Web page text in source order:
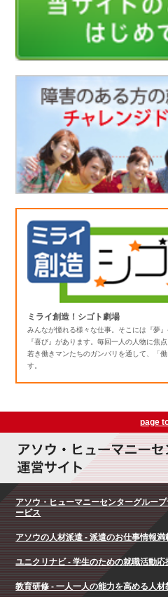
ミライ創造！シゴト劇場
みんなが憧れる様々な仕事。そこには『夢
『喜び』があります。毎回一人の人物に焦
若き働きマンたちのガンバリを通して、「
す。
page
アソウ・ヒューマニーセンターグルー
ービス
アソウの人材派遣 - 派遣のお仕事情報満
ユニクリナビ - 学生のための就職活動応
教育研修 - 一人一人の能力を高める人材